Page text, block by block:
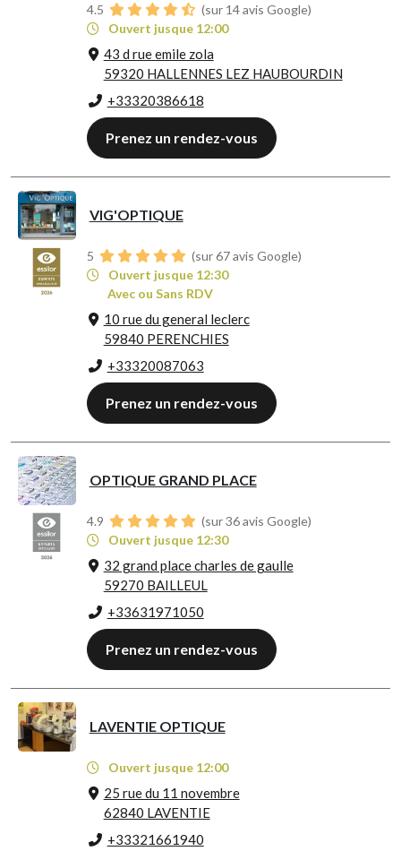
4.5
(sur 14 avis Google)
Ouvert jusque 12:00
43 d rue emile zola
59320 HALLENNES LEZ HAUBOURDIN
+33320386618
Prenez un rendez-vous
VIG'OPTIQUE
5
(sur 67 avis Google)
Ouvert jusque 12:30
Avec ou Sans RDV
10 rue du general leclerc
59840 PERENCHIES
+33320087063
Prenez un rendez-vous
OPTIQUE GRAND PLACE
4.9
(sur 36 avis Google)
Ouvert jusque 12:30
32 grand place charles de gaulle
59270 BAILLEUL
+33631971050
Prenez un rendez-vous
LAVENTIE OPTIQUE
Ouvert jusque 12:00
25 rue du 11 novembre
62840 LAVENTIE
+33321661940